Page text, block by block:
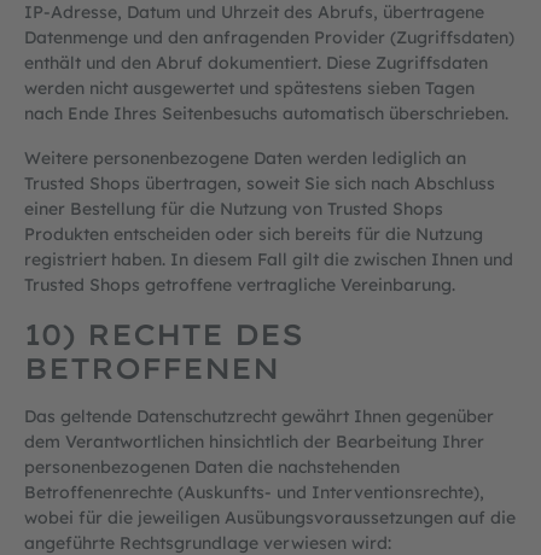
IP-Adresse, Datum und Uhrzeit des Abrufs, übertragene
Datenmenge und den anfragenden Provider (Zugriffsdaten)
enthält und den Abruf dokumentiert. Diese Zugriffsdaten
werden nicht ausgewertet und spätestens sieben Tagen
nach Ende Ihres Seitenbesuchs automatisch überschrieben.
Weitere personenbezogene Daten werden lediglich an
Trusted Shops übertragen, soweit Sie sich nach Abschluss
einer Bestellung für die Nutzung von Trusted Shops
Produkten entscheiden oder sich bereits für die Nutzung
registriert haben. In diesem Fall gilt die zwischen Ihnen und
Trusted Shops getroffene vertragliche Vereinbarung.
10) RECHTE DES
BETROFFENEN
Das geltende Datenschutzrecht gewährt Ihnen gegenüber
dem Verantwortlichen hinsichtlich der Bearbeitung Ihrer
personenbezogenen Daten die nachstehenden
Betroffenenrechte (Auskunfts- und Interventionsrechte),
wobei für die jeweiligen Ausübungsvoraussetzungen auf die
angeführte Rechtsgrundlage verwiesen wird: